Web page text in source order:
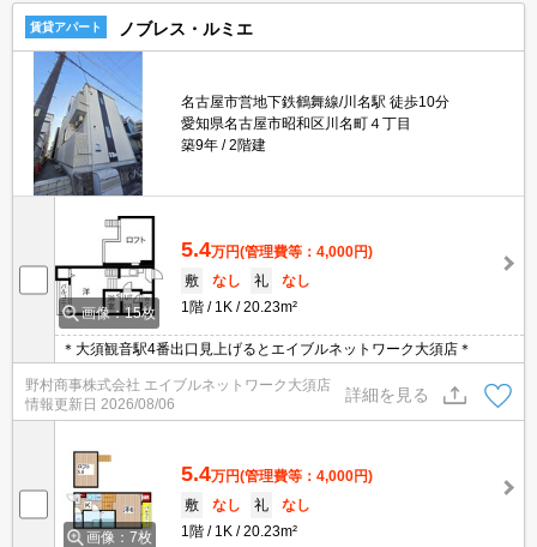
賃貸アパート ノブレス・ルミエ
名古屋市営地下鉄鶴舞線/川名駅 徒歩10分
愛知県名古屋市昭和区川名町４丁目
築9年
2階建
画像：15枚
5.4万円(管理費等：4,000円)
敷
なし 礼
なし
1階
1K 20.23m²
＊大須観音駅4番出口見上げるとエイブルネットワーク大須店＊
野村商事株式会社 エイブルネットワーク大須店
情報更新日 2026/08/06
詳細を見る
画像：7枚
5.4万円(管理費等：4,000円)
敷
なし 礼
なし
1階
1K 20.23m²